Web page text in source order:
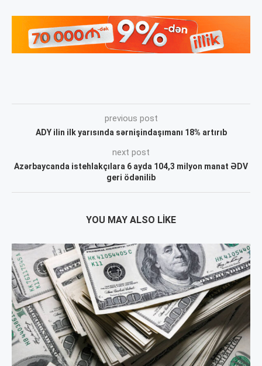
previous post
ADY ilin ilk yarısında sərnişindaşımanı 18% artırıb
next post
Azərbaycanda istehlakçılara 6 ayda 104,3 milyon manat ƏDV
geri ödənilib
YOU MAY ALSO LIKE